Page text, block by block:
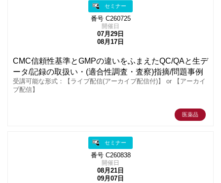
セミナー
番号 C260725
開催日
07月29日
08月17日
CMC信頼性基準とGMPの違いをふまえたQC/QAと生デ
ータ/記録の取扱い・(適合性調査・査察)指摘/問題事例
受講可能な形式：【ライブ配信(アーカイブ配信付)】 or 【アーカイ
ブ配信】
医薬品
セミナー
番号 C260838
開催日
08月21日
09月07日